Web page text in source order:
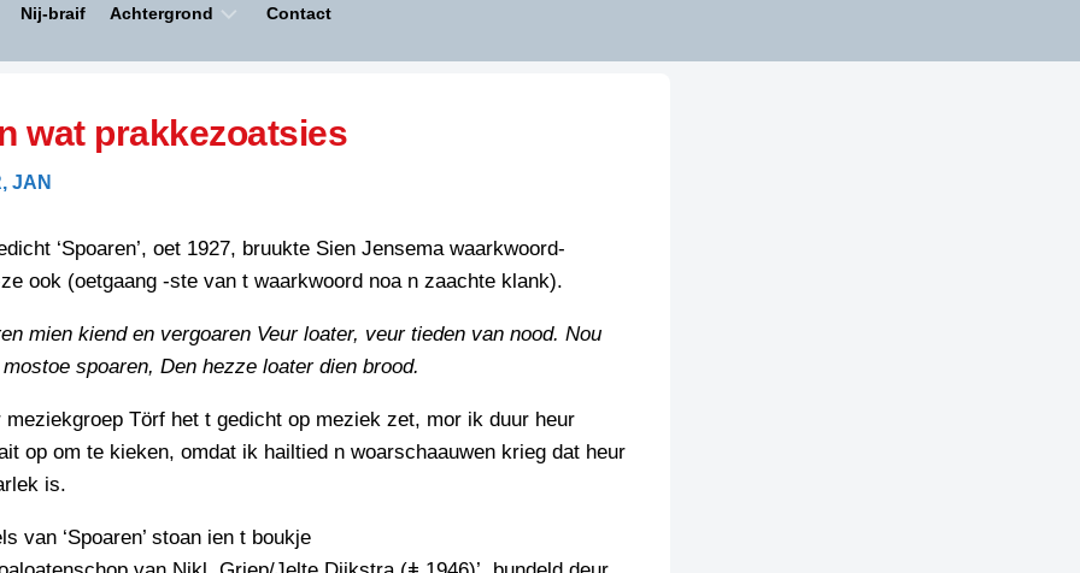
PERSBERICHT
FLYER
JURYRAPPORT
FLYER
Nij-braif Achtergrond
KREUZE
Contact
wat prakkezoatsies
JAN
‘Spoaren’, oet 1927, bruukte Sien Jensema waarkwoord-
ook (oetgaang -ste van t waarkwoord noa n zaachte klank).
mien kiend en vergoaren Veur loater, veur tieden van nood. Nou
spoaren, Den hezze loater dien brood.
meziekgroep Törf het t gedicht op meziek zet, mor ik duur heur
op om te kieken, omdat ik hailtied n woarschaauwen krieg dat heur
is.
van ‘Spoaren’ stoan ien t boukje